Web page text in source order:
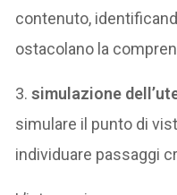
contenuto,
ostacolano la
3.simulazione
simulare il punto di
individuare passaggi